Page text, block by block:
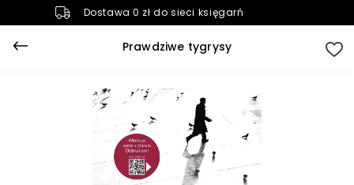
Dostawa 0 zł do sieci księgarń
Prawdziwe tygrysy